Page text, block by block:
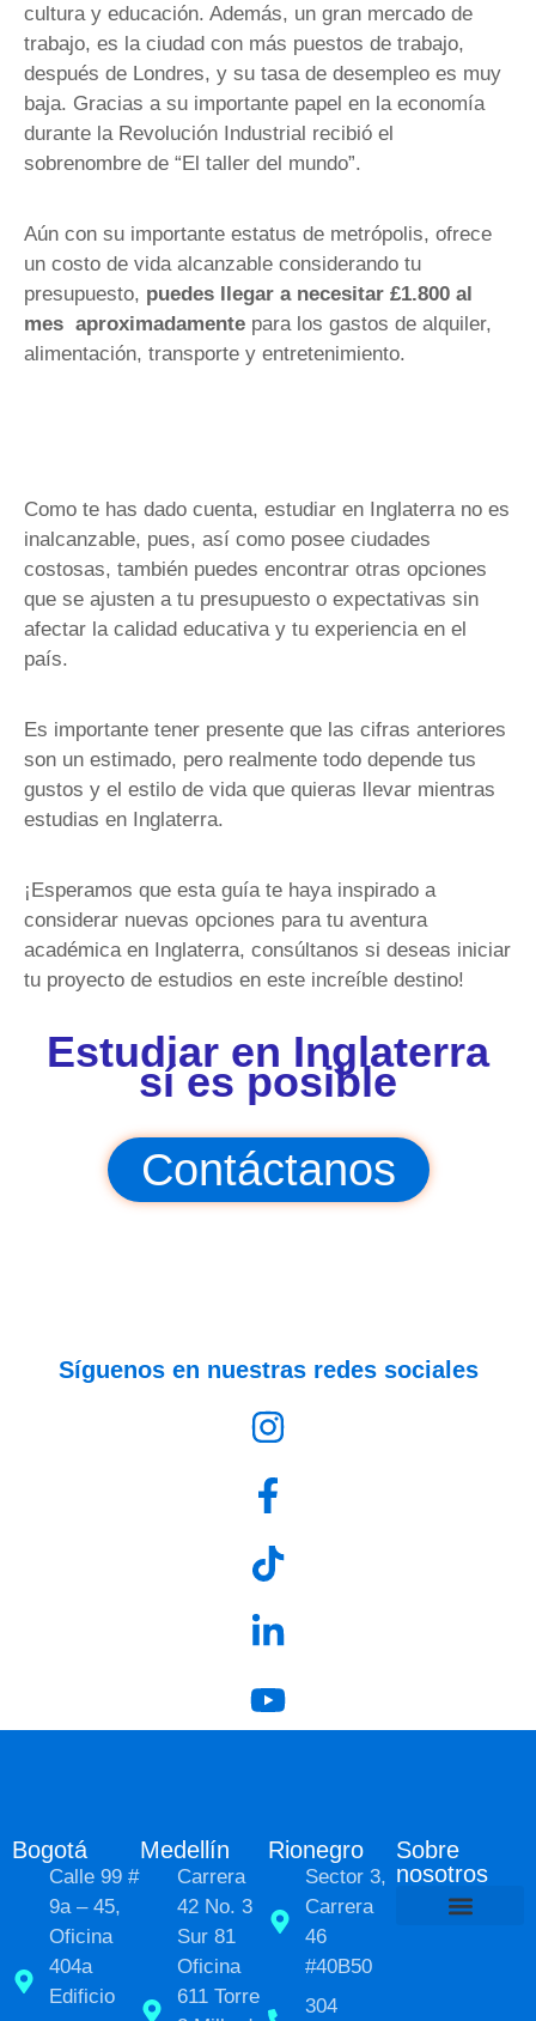
cultura y educación. Además, un gran mercado de
trabajo, es la ciudad con más puestos de trabajo,
después de Londres, y su tasa de desempleo es muy
baja. Gracias a su importante papel en la economía
durante la Revolución Industrial recibió el
sobrenombre de “El taller del mundo”.
Aún con su importante estatus de metrópolis, ofrece
un costo de vida alcanzable considerando tu
presupuesto, puedes llegar a necesitar £1.800 al
mes aproximadamente para los gastos de alquiler,
alimentación, transporte y entretenimiento.
Como te has dado cuenta, estudiar en Inglaterra no es
inalcanzable, pues, así como posee ciudades
costosas, también puedes encontrar otras opciones
que se ajusten a tu presupuesto o expectativas sin
afectar la calidad educativa y tu experiencia en el
país.
Es importante tener presente que las cifras anteriores
son un estimado, pero realmente todo depende tus
gustos y el estilo de vida que quieras llevar mientras
estudias en Inglaterra.
¡Esperamos que esta guía te haya inspirado a
considerar nuevas opciones para tu aventura
académica en Inglaterra, consúltanos si deseas iniciar
tu proyecto de estudios en este increíble destino!
Estudiar en Inglaterra
sí es posible
Contáctanos
Síguenos en nuestras redes sociales
Bogotá
Calle 99 #
9a – 45,
Oficina
404a
Edificio
Medellín
Carrera
42 No. 3
Sur 81
Oficina
611 Torre
Rionegro
Sector 3,
Carrera
46
#40B50
304
Sobre
nosotros